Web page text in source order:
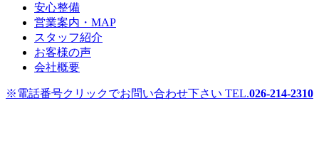
安心整備
営業案内・MAP
スタッフ紹介
お客様の声
会社概要
※電話番号クリックでお問い合わせ下さい TEL.026-214-2310